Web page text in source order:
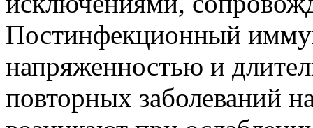
Постинфекционный
напряженностью и
повторных заболеваний